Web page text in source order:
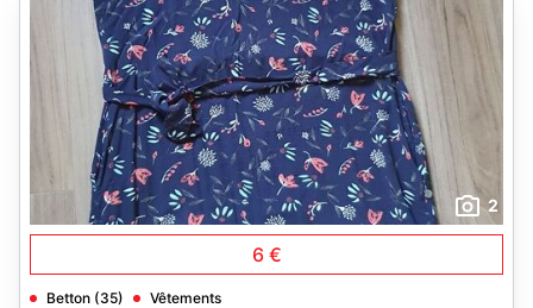
2
6 €
Betton (35) Vêtements